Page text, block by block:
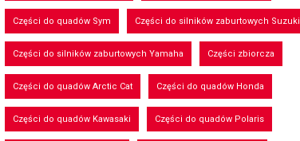
Części do quadów Sym Części do silników zaburtowych Suzuki
Części do silników zaburtowych Yamaha Części zbiorcza
Części do quadów Arctic Cat Części do quadów Honda
Części do quadów Kawasaki Części do quadów Polaris